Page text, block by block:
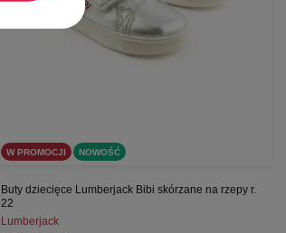
W PROMOCJI NOWOŚĆ
Buty dziecięce Lumberjack Bibi skórzane na rzepy r.
22
Lumberjack